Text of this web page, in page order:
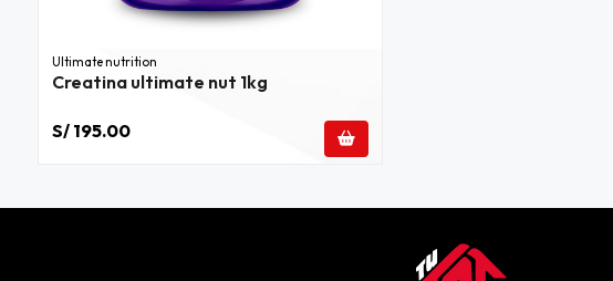
Ultimate nutrition
Creatina ultimate nut 1kg
S/ 195.00